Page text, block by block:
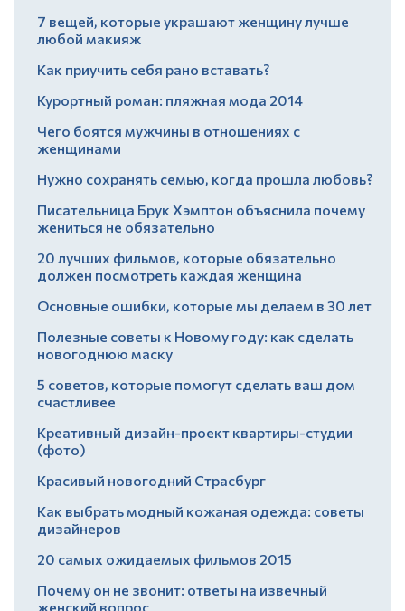
7 вещей, которые украшают женщину лучше
любой макияж
Как приучить себя рано вставать?
Курортный роман: пляжная мода 2014
Чего боятся мужчины в отношениях с
женщинами
Нужно сохранять семью, когда прошла любовь?
Писательница Брук Хэмптон объяснила почему
жениться не обязательно
20 лучших фильмов, которые обязательно
должен посмотреть каждая женщина
Основные ошибки, которые мы делаем в 30 лет
Полезные советы к Новому году: как сделать
новогоднюю маску
5 советов, которые помогут сделать ваш дом
счастливее
Креативный дизайн-проект квартиры-студии
(фото)
Красивый новогодний Страсбург
Как выбрать модный кожаная одежда: советы
дизайнеров
20 самых ожидаемых фильмов 2015
Почему он не звонит: ответы на извечный
женский вопрос